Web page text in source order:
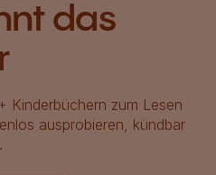
das
Kinderbüchern zum Lesen
ausprobieren, kündbar